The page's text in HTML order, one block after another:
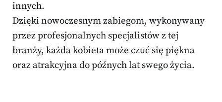
innych.
Dzięki nowoczesnym zabiegom, wykonywany
przez profesjonalnych specjalistów z tej
branży, każda kobieta może czuć się piękna
oraz atrakcyjna do późnych lat swego życia.